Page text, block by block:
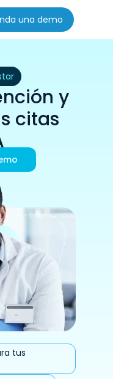
una demo
y
citas
tus